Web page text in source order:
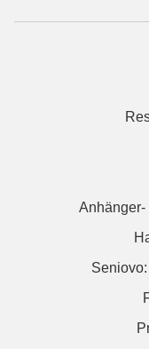
Anhänger-